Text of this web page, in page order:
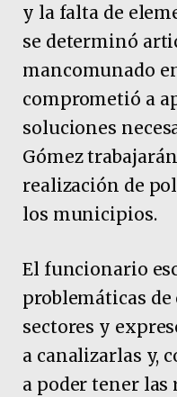
y la falta de
se determinó
mancomunado
comprometió a
soluciones
Gómez
realización de
los municipios.
El funcionario
problemáticas de
sectores y
a canalizarlas y,
a poder tener las